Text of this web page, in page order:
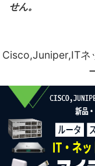
せん。
Cisco,Juniper,ITネ